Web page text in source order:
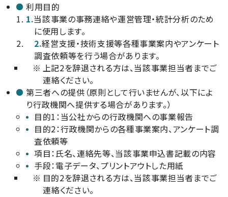
利用目的
1.当該事業の事務連絡や運営管理・統計分析のため
に使用します。
2.経営支援・技術支援等各種事業案内やアンケート
調査依頼等を行う場合があります。
※ 上記2を辞退される方は、当該事業担当者までご
連絡ください。
第三者への提供（原則として行いませんが、以下によ
り行政機関へ提供する場合があります。）
目的1：当公社からの行政機関への事業報告
目的2：行政機関からの各種事業案内、アンケート調
査依頼等
項目：氏名、連絡先等、当該事業申込書記載の内容
手段：電子データ、プリントアウトした用紙
※ 目的2を辞退される方は、当該事業担当者までご
連絡ください。